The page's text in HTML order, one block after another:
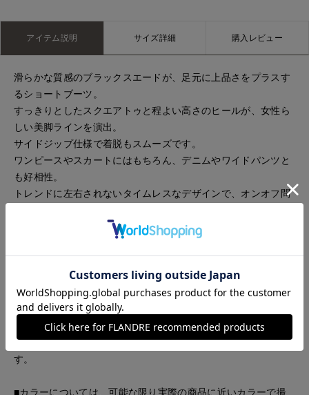
アイテム説明 サイズ詳細 購入レビュー
滑らかな質感のブラックスエードが、足元に上品さをプラスす
るショートブーツ。
すっきりとしたスクエアトゥと程よい高さのヒールが、女性ら
しい美脚ラインを演出。
サイドジップ仕様で着脱もスムーズです。
ワンピースやスカートにはもちろん、デニムやワイドパンツと
も好相性。
トレンドに左右されないタイムレスなデザインで、オンオフ問
【FABIO RUSCONI/ファビオルスコーニ】
イタリアのシューズブランド。1998年にイタリア・フィレンツ
ェでスタート。オリジナルティ溢れるデザインで数々のヒット
商品を生み出しています。抜群の履き心地とデザイン性の高
さ、カジュアルからエレガントなシューズまで取り揃えていま
す。
■カラーについては、可能な限り実際の商品に近いカラーで撮